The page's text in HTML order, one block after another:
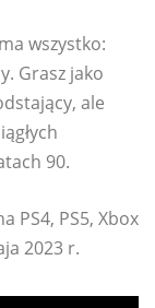
ma wszystko:
Grasz jako
ale
90.
PS4, PS5, Xbox
2023 r.